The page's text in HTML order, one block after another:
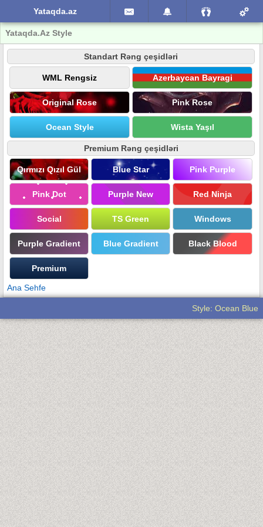
Yataqda.az
Yataqda.Az Style
Standart Rəng çeşidləri
WML Rengsiz Azerbaycan Bayragi
Original Rose Pink Rose
Ocean Style Wista Yaşıl
Premium Rəng çeşidləri
Qırmızı Qızıl Gül Blue Star Pink Purple
Pink Dot Purple New Red Ninja
Social TS Green Windows
Purple Gradient Blue Gradient Black Blood
Premium
Ana Sehfe
Style: Ocean Blue